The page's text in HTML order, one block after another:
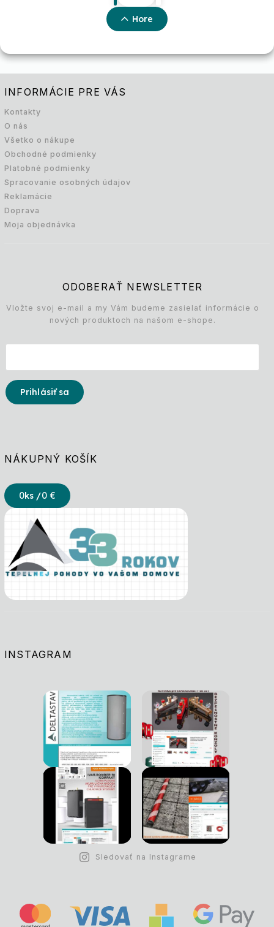
Hore
INFORMÁCIE PRE VÁS
Kontakty
O nás
Všetko o nákupe
Obchodné podmienky
Platobné podmienky
Spracovanie osobných údajov
Reklamácie
Doprava
Moja objednávka
ODOBERAŤ NEWSLETTER
Vložte svoj e-mail a my Vám budeme zasielať informácie o
nových produktoch na našom e-shope.
Prihlásiť sa
NÁKUPNÝ KOŠÍK
0ks /0 €
INSTAGRAM
Sledovať na Instagrame